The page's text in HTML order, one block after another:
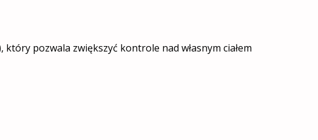
pozwala zwiększyć kontrole nad własnym ciałem